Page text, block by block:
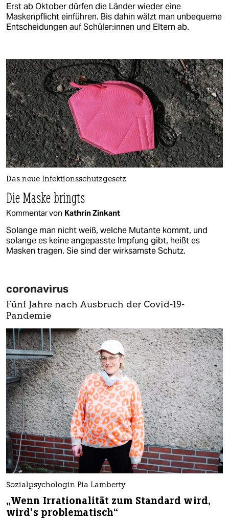
Erst ab Oktober dürfen die Länder wieder eine
Maskenpflicht einführen. Bis dahin wälzt man unbequeme
Entscheidungen auf Schü­le­r:in­nen und Eltern ab.
Das neue Infektionsschutzgesetz
Die Maske bringts
Kommentar von Kathrin Zinkant
Solange man nicht weiß, welche Mutante kommt, und
solange es keine angepasste Impfung gibt, heißt es
Masken tragen. Sie sind der wirksamste Schutz.
coronavirus
Fünf Jahre nach Ausbruch der Covid-19-
Pandemie
Sozialpsychologin Pia Lamberty
„Wenn Irrationalität zum Standard wird,
wird’s problematisch“